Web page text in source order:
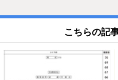
こちらの記